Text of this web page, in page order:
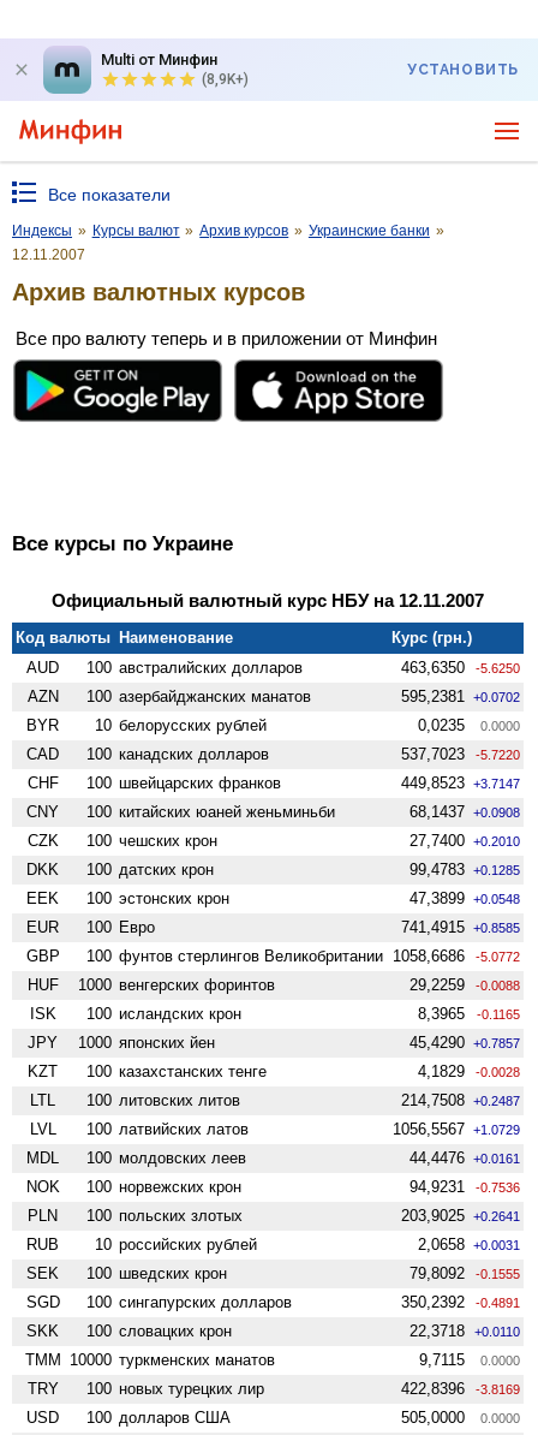
Multi от Минфин
(8,9K+)
УСТАНОВИТЬ
Все показатели
Индексы » Курсы валют » Архив курсов » Украинские банки »
12.11.2007
Архив валютных курсов
Все про валюту теперь и в приложении от Минфин
Все курсы по Украине
Официальный валютный курс НБУ на 12.11.2007
Код валюты Наименование
Курс (грн.)
AUD
100 австралийских долларов 463,6350 -5.6250
AZN 100 азербайджанских манатов 595,2381 +0.0702
BYR 10 белорусских рублей 0,0235 0.0000
CAD 100 канадских долларов 537,7023 -5.7220
CHF 100 швейцарских франков 449,8523 +3.7147
CNY 100 китайских юаней женьминьби 68,1437 +0.0908
CZK 100 чешских крон 27,7400 +0.2010
DKK 100 датских крон 99,4783 +0.1285
EEK 100 эстонских крон 47,3899 +0.0548
EUR 100 Евро 741,4915 +0.8585
GBP 100 фунтов стерлингов Велико­британии 1058,6686 -5.0772
HUF 1000 венгерских форинтов 29,2259 -0.0088
ISK 100 исландских крон 8,3965 -0.1165
JPY 1000 японских йен 45,4290 +0.7857
KZT 100 казахстанских тенге 4,1829 -0.0028
LTL 100 литовских литов 214,7508 +0.2487
LVL 100 латвийских латов 1056,5567 +1.0729
MDL 100 молдовских леев 44,4476 +0.0161
NOK 100 норвежских крон 94,9231 -0.7536
PLN 100 польских злотых 203,9025 +0.2641
RUB 10 российских рублей 2,0658 +0.0031
SEK 100 шведских крон 79,8092 -0.1555
SGD 100 сингапурских долларов 350,2392 -0.4891
SKK 100 словацких крон 22,3718 +0.0110
TMM 10000 туркменских манатов 9,7115 0.0000
TRY 100 новых турецких лир 422,8396 -3.8169
USD 100 долларов США 505,0000 0.0000